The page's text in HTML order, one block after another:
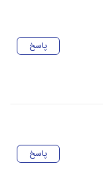
پاسخ
پاسخ